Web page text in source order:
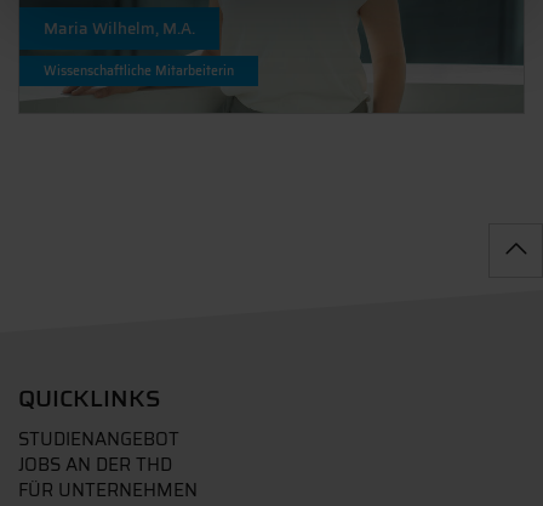
Maria Wilhelm, M.A.
Wissenschaftliche Mitarbeiterin
QUICKLINKS
STUDIENANGEBOT
JOBS AN DER THD
FÜR UNTERNEHMEN